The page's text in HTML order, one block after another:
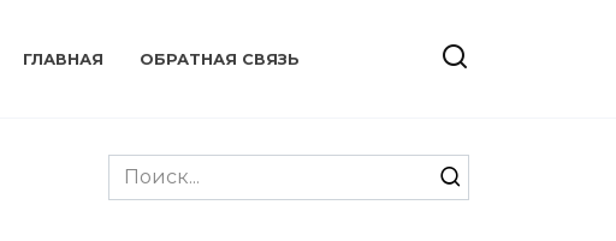
ГЛАВНАЯ ОБРАТНАЯ СВЯЗЬ
Search
for: